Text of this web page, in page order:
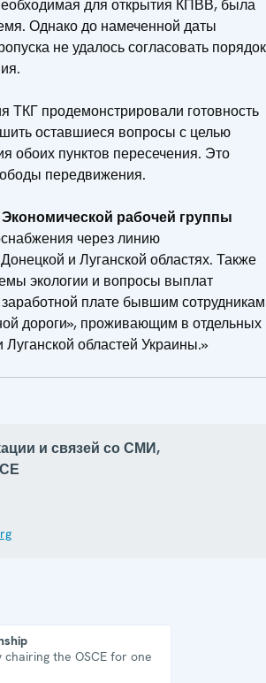
для открытия КПВВ, была
Однако до намеченной даты
не удалось согласовать порядок
ТКГ продемонстрировали готовность
оставшиеся вопросы с целью
обоих пунктов пересечения. Это
передвижения.
Экономической рабочей группы
через линию
и Луганской областях. Также
экологии и вопросы выплат
плате бывшим сотрудникам
дороги», проживающим в отдельных
областей Украины.»
и связей со СМИ,
the OSCE for one